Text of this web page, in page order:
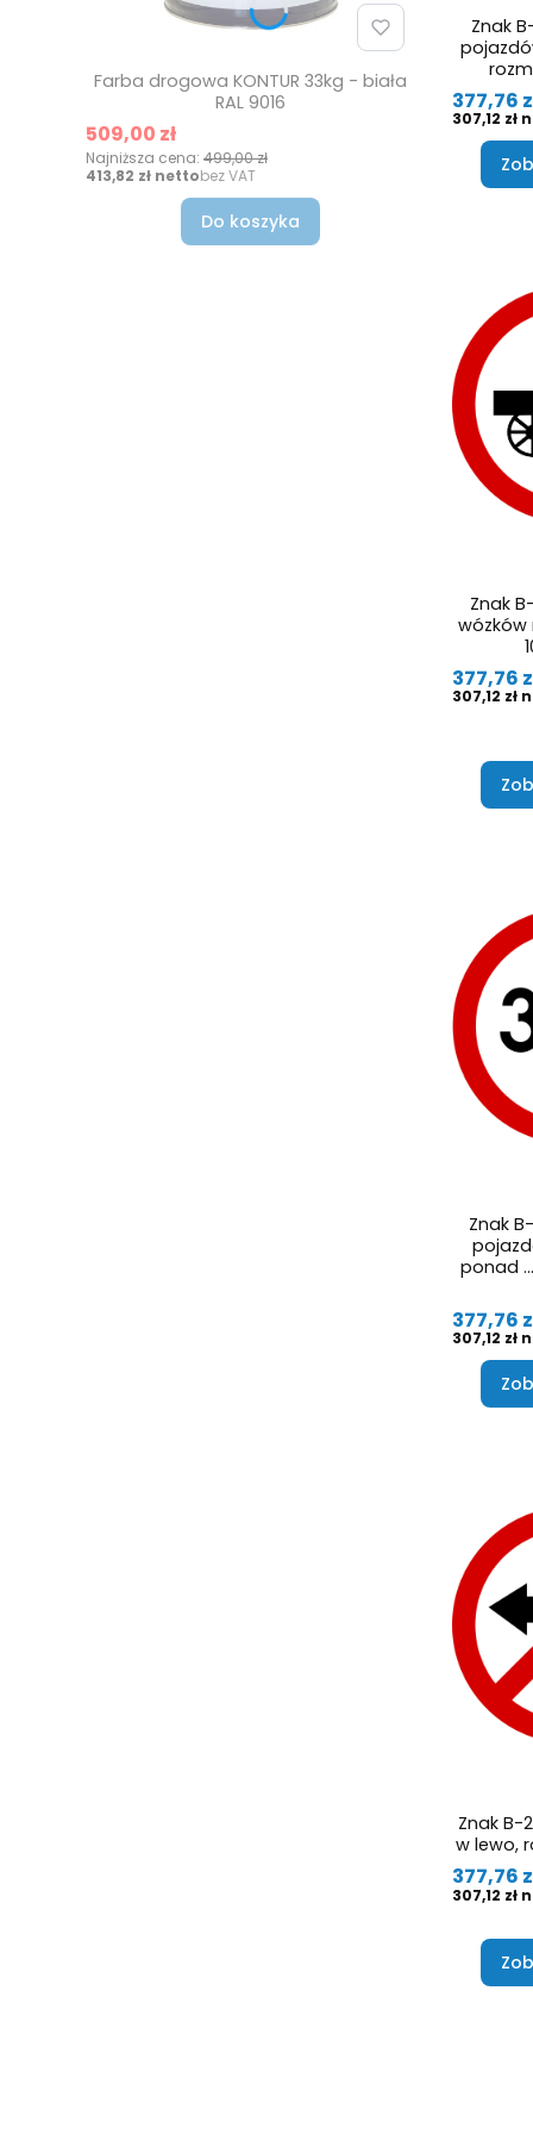
Farba drogowa KONTUR 33kg - biała
RAL 9016
Cena promocyjna
509,00 zł
Najniższa cena: 499,00 zł
Cena
413,82 zł bez VAT
Do koszyka
Znak
Cena
377,76
Cena
307,12 zł
Znak
wózków
Cena
377,76
Cena
307,12 zł
Znak
ponad
Cena
377,76
Cena
307,12 zł
Znak B-
w lewo,
Cena
377,76
Cena
307,12 zł